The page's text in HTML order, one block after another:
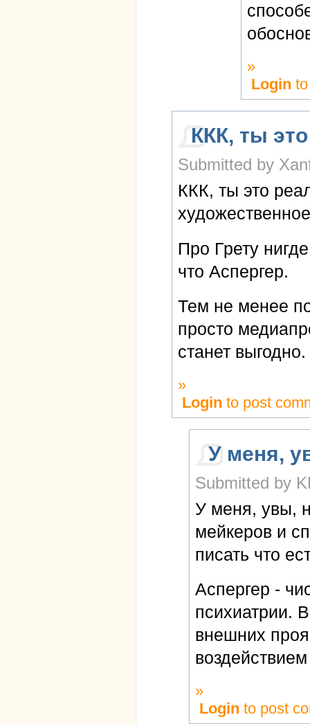
»
Login
ККК, ты это
Submitted by
ККК, ты это
Про Грету
что Аспергер.
Тем не менее
просто
станет выгодно.
»
Login to post
У меня,
Submitted by
У меня, увы,
мейкеров и
писать что
Аспергер -
психиатрии.
внешних
»
Login to post